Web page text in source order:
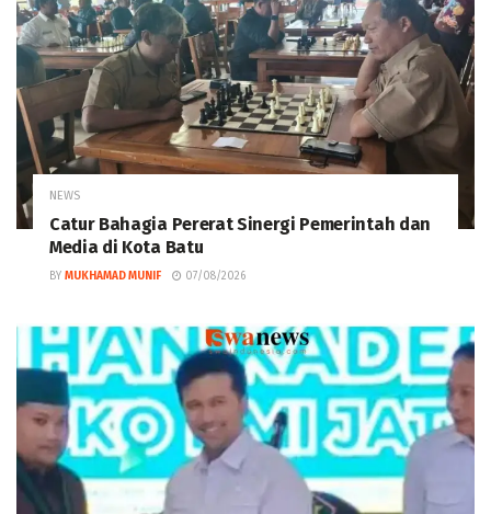
NEWS
Catur Bahagia Pererat Sinergi Pemerintah dan
Media di Kota Batu
BY MUKHAMAD MUNIF 07/08/2026